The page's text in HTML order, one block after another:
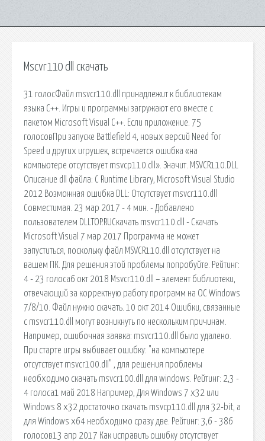
Mscvr110 dll скачать
31 голосФайл msvcr110.dll принадлежит к библиотекам
языка C++. Игры и программы загружают его вместе с
пакетом Microsoft Visual C++. Если приложение. 75
голосовПри запуске Battlefield 4, новых версий Need for
Speed и других игрушек, встречается ошибка «на
компьютере отсутствует msvcp110.dll». Значит. MSVCR110.DLL
Описание dll файла: C Runtime Library, Microsoft Visual Studio
2012 Возможная ошибка DLL: Отсутствует msvcr110.dll
Совместимая. 23 мар 2017 - 4 мин. - Добавлено
пользователем DLLTOP.RUСкачать msvcr110.dll - Скачать
Microsoft Visual 7 мар 2017 Программа не может
запуститься, поскольку файл MSVCR110.dll отсутствует на
вашем ПК. Для решения этой проблемы попробуйте. Рейтинг:
4 - 23 голоса6 окт 2018 Msvcr110.dll – элемент библиотеки,
отвечающий за корректную работу программ на ОС Windows
7/8/10. Файл нужно скачать. 10 окт 2014 Ошибки, связанные
с msvcr110.dll могут возникнуть по нескольким причинам.
Например, ошибочная заявка: msvcr110.dll было удалено.
При старте игры выбивает ошибку: "на компьютере
отсутствует msvcr100.dll" , для решения проблемы
необходимо скачать msvcr100.dll для windows. Рейтинг: 2,3 -
4 голоса1 май 2018 Например, Для Windows 7 x32 или
Windows 8 x32 достаточно скачать msvcp110.dll для 32-bit, а
для Windows x64 необходимо сразу две. Рейтинг: 3,6 - 386
голосов13 апр 2017 Как исправить ошибку отсутствует